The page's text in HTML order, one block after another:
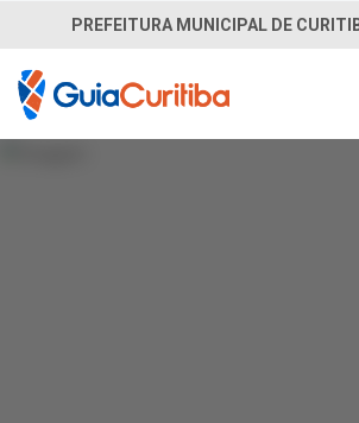
PREFEITURA MUNICIPAL DE